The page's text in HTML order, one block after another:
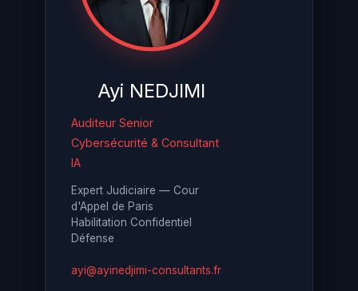
Ayi NEDJIMI
Auditeur Senior
Cybersécurité & Consultant
IA
Expert Judiciaire — Cour
d'Appel de Paris
Habilitation Confidentiel
Défense
ayi@ayinedjimi-consultants.fr